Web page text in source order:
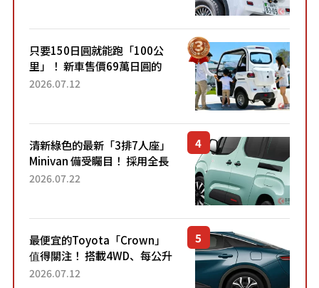
只要150日圓就能跑「100公
里」！ 新車售價69萬日圓的
「3人座」Trike大受歡迎！ 順
2026.07.12
清新綠色的最新「3排7人座」
Minivan 備受矚目！ 採用全長
4.7公尺剛剛好的車身尺寸與
2026.07.22
最便宜的Toyota「Crown」
值得關注！ 搭載4WD、每公升
22.4公里低油耗表現超亮眼！
2026.07.12